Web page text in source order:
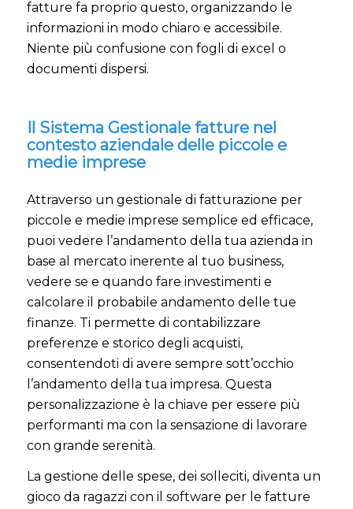
fatture fa proprio questo, organizzando le
informazioni in modo chiaro e accessibile.
Niente più confusione con fogli di excel o
documenti dispersi.
Il Sistema Gestionale fatture nel
contesto aziendale delle piccole e
medie imprese
Attraverso un gestionale di fatturazione per
piccole e medie imprese semplice ed efficace,
puoi vedere l’andamento della tua azienda in
base al mercato inerente al tuo business,
vedere se e quando fare investimenti e
calcolare il probabile andamento delle tue
finanze. Ti permette di contabilizzare
preferenze e storico degli acquisti,
consentendoti di avere sempre sott’occhio
l’andamento della tua impresa. Questa
personalizzazione è la chiave per essere più
performanti ma con la sensazione di lavorare
con grande serenità.
La gestione delle spese, dei solleciti, diventa un
gioco da ragazzi con il software per le fatture